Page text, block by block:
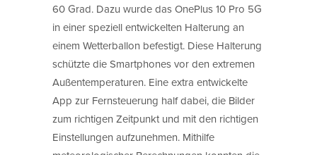
60 Grad. Dazu wurde das OnePlus 10 Pro 5G
in einer speziell entwickelten Halterung an
einem Wetterballon befestigt. Diese Halterung
schützte die Smartphones vor den extremen
Außentemperaturen. Eine extra entwickelte
App zur Fernsteuerung half dabei, die Bilder
zum richtigen Zeitpunkt und mit den richtigen
Einstellungen aufzunehmen. Mithilfe